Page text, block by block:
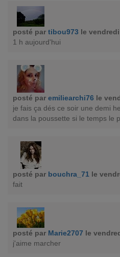
posté par tibou973 le
1 h aujourd'hui
posté par emiliearchi76 le
je fais ça dés ce soir une demi
dans la poussette si le temps le
posté par bouchra_71 le
fait
posté par Marie2707 le
j'aime marcher